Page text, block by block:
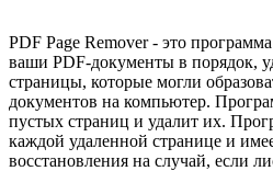
PDF Page Remover - это
ваши PDF-документы в порядок,
страницы, которые могли
документов на компьютер.
пустых страниц и удалит их.
каждой удаленной странице и
восстановления на случай, если